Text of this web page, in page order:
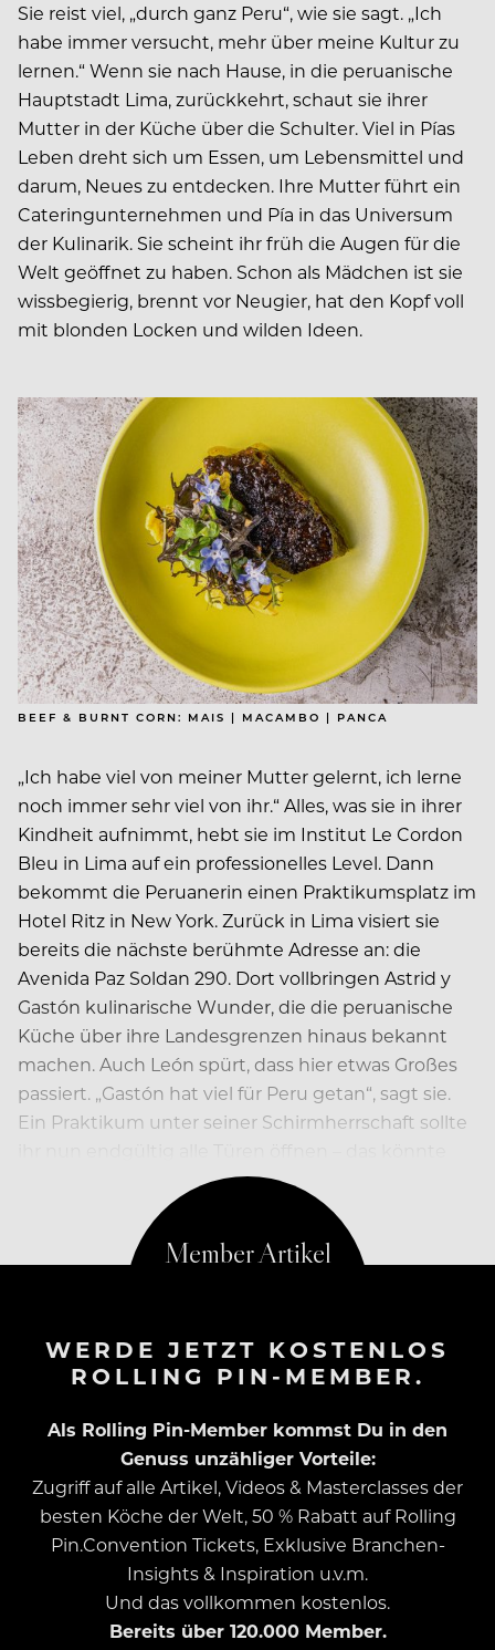
Sie reist viel, „durch ganz Peru“, wie sie sagt. „Ich
habe immer versucht, mehr über meine Kultur zu
lernen.“ Wenn sie nach Hause, in die peruanische
Hauptstadt Lima, zurückkehrt, schaut sie ihrer
Mutter in der Küche über die Schulter. Viel in Pías
Leben dreht sich um Essen, um Lebensmittel und
darum, Neues zu entdecken. Ihre Mutter führt ein
Cateringunternehmen und Pía in das Universum
der Kulinarik. Sie scheint ihr früh die Augen für die
Welt geöffnet zu haben. Schon als Mädchen ist sie
wissbegierig, brennt vor Neugier, hat den Kopf voll
mit blonden Locken und wilden Ideen.
BEEF & BURNT CORN: MAIS | MACAMBO | PANCA
„Ich habe viel von meiner Mutter gelernt, ich lerne
noch immer sehr viel von ihr.“ Alles, was sie in ihrer
Kindheit aufnimmt, hebt sie im Institut Le Cordon
Bleu in Lima auf ein professionelles Level. Dann
bekommt die Peruanerin einen Praktikumsplatz im
Hotel Ritz in New York. Zurück in Lima visiert sie
bereits die nächste berühmte Adresse an: die
Avenida Paz Soldan 290. Dort vollbringen Astrid y
Gastón kulinarische Wunder, die die peruanische
Küche über ihre Landesgrenzen hinaus bekannt
machen. Auch León spürt, dass hier etwas Großes
passiert. „Gastón hat viel für Peru getan“, sagt sie.
Ein Praktikum unter seiner Schirmherrschaft sollte
man zumindest meinen.
WERDE JETZT KOSTENLOS
ROLLING PIN-MEMBER.
Als Rolling Pin-Member kommst Du in den
Genuss unzähliger Vorteile:
Zugriff auf alle Artikel, Videos & Masterclasses der
besten Köche der Welt, 50 % Rabatt auf Rolling
Pin.Convention Tickets, Exklusive Branchen-
Insights & Inspiration u.v.m.
Und das vollkommen kostenlos.
Bereits über 120.000 Member.